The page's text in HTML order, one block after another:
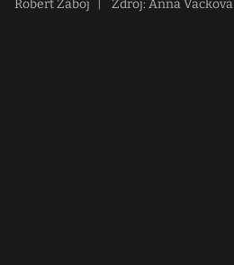
Robert Záboj Zdroj: Anna Vacková